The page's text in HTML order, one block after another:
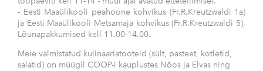
- Eesti Maaülikooli peahoone kohvikus (Fr.R.Kreutzwaldi 1a)
ja Eesti Maaülikooli Metsamaja kohvikus (Fr.R.Kreutzwaldi 5).
Lõunapakkumised kell 11.00-14.00.
Meie valmistatud kulinaariatooteid (sült, pasteet, kotletid,
salatid) on müügil COOP-i kauplustes Nõos ja Elvas ning